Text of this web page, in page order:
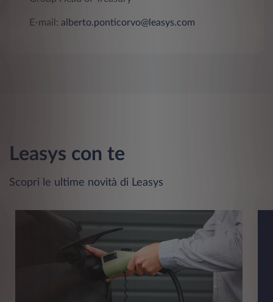
E-mail: alberto.ponticorvo@leasys.com
Leasys con te
Scopri le ultime novità di Leasys